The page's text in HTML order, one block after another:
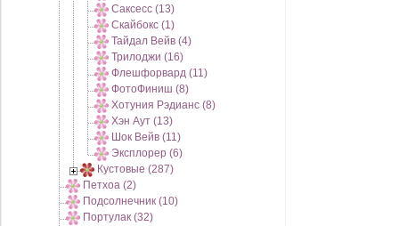
Саксесс (13)
Скайбокс (1)
Тайдал Вейв (4)
Трилоджи (16)
Флешфорвард (11)
ФотоФиниш (8)
Хотуния Рэдианс (8)
Хэн Аут (13)
Шок Вейв (11)
Эксплорер (6)
Кустовые (287)
Петхоа (2)
Подсолнечник (10)
Портулак (32)